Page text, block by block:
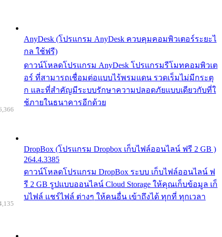
AnyDesk (โปรแกรม AnyDesk ควบคุมคอมพิวเตอร์ระยะไ
กล ใช้ฟรี)
ดาวน์โหลดโปรแกรม AnyDesk โปรแกรมรีโมทคอมพิวเต
อร์ ที่สามารถเชื่อมต่อแบบไร้พรมแดน รวดเร็มไม่มีกระตุ
ก และที่สำคัญมีระบบรักษาความปลอดภัยแบบเดียวกับที่ใ
ช้ภายในธนาคารอีกด้วย
DropBox (โปรแกรม Dropbox เก็บไฟล์ออนไลน์ ฟรี 2 GB )
264.4.3385
ดาวน์โหลดโปรแกรม DropBox ระบบ เก็บไฟล์ออนไลน์ ฟ
รี 2 GB รูปแบบออนไลน์ Cloud Storage ให้คุณเก็บข้อมูล เก็
บไฟล์ แชร์ไฟล์ ต่างๆ ให้คนอื่น เข้าถึงได้ ทุกที่ ทุกเวลา